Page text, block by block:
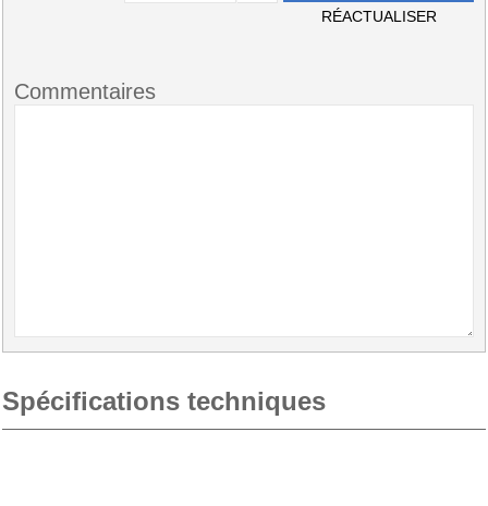
RÉACTUALISER
Commentaires
Spécifications techniques